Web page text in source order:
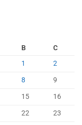
B
C
1
2
8
9
15
16
22
23